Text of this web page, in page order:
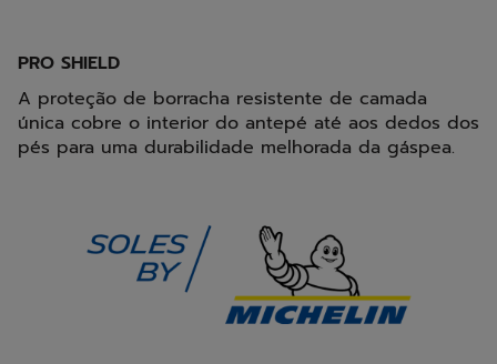
PRO SHIELD
A proteção de borracha resistente de camada
única cobre o interior do antepé até aos dedos dos
pés para uma durabilidade melhorada da gáspea.